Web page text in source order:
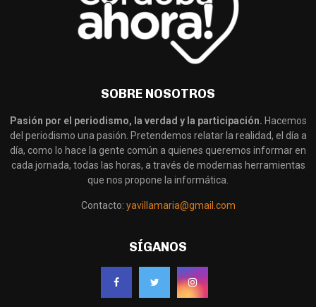
SOBRE NOSOTROS
Pasión por el periodismo, la verdad y la participación. Hacemos
del periodismo una pasión. Pretendemos relatar la realidad, el día a
día, como lo hace la gente común a quienes queremos informar en
cada jornada, todas las horas, a través de modernas herramientas
que nos propone la informática.
Contacto: yavillamaria@gmail.com
SÍGANOS